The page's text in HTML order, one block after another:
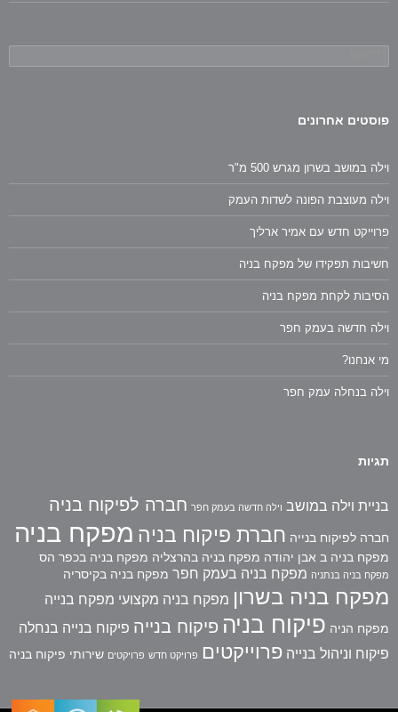
פוסטים אחרונים
וילה במושב בשרון מגרש 500 מ"ר
וילה מעוצבת הפונה לשדות העמק
פרוייקט חדש עם אמיר ארליך
חשיבות תפקידו של מפקח בניה
הסיבות לקחת מפקח בניה
וילה חדשה בעמק חפר
מי אנחנו?
וילה בנחלה עמק חפר
תגיות
בניית וילה במושב וילה חדשה בעמק חפר חברה לפיקוח בניה
חברה לפיקוח בנייה חברת פיקוח בניה מפקח בניה
מפקח בניה ב אבן יהודה מפקח בניה בהרצליה מפקח בניה בכפר הס
מפקח בניה בנתניה מפקח בניה בעמק חפר מפקח בניה בקיסריה
מפקח בניה בשרון מפקח בניה מקצועי מפקח בנייה
מפקח הניה פיקוח בניה פיקוח בנייה פיקוח בנייה בנחלה
פיקוח וניהול בנייה פרוייקטים פרויקט חדש פרויקטים שירותי פיקוח בניה